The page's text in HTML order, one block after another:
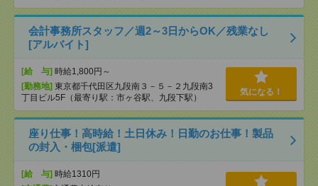
会計事務所スタッフ／週2～3日からOK／残業なし
[アルバイト]
[給 与] 時給1,800円～
[勤務地] 東京都千代田区九段南３－５－２九段南3
丁目ビル5F（最寄り駅：市ヶ谷駅、九段下駅）
気になる！
座り仕事！高時給！土日休み！日勤のお仕事！製品
の封入・梱包[派遣]
[給 与] 時給1310円